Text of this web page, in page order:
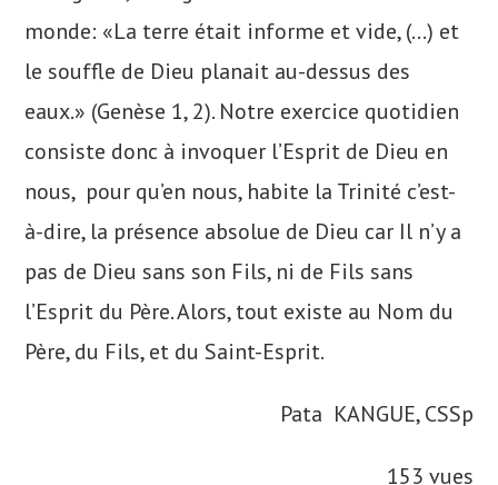
monde: «La terre était informe et vide, (…) et
le souffle de Dieu planait au-dessus des
eaux.» (Genèse 1, 2). Notre exercice quotidien
consiste donc à invoquer l’Esprit de Dieu en
nous, pour qu’en nous, habite la Trinité c’est-
à-dire, la présence absolue de Dieu car Il n’y a
pas de Dieu sans son Fils, ni de Fils sans
l’Esprit du Père. Alors, tout existe au Nom du
Père, du Fils, et du Saint-Esprit.
Pata KANGUE, CSSp
153 vues